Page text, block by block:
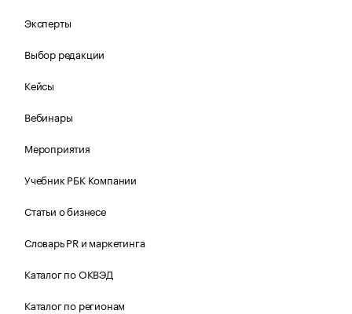
Эксперты
Выбор редакции
Кейсы
Вебинары
Мероприятия
Учебник РБК Компании
Статьи о бизнесе
Словарь PR и маркетинга
Каталог по ОКВЭД
Каталог по регионам